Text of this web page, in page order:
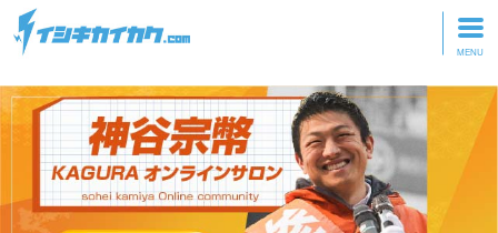
トップページ
動画を見る
記事を読む